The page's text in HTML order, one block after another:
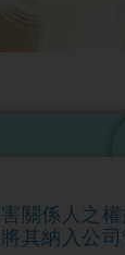
關係人之
其納入公司